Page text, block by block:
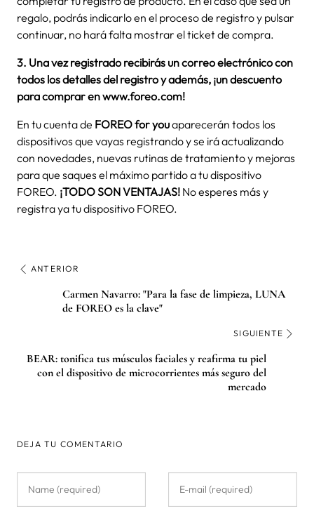
regalo, podrás indicarlo en el proceso de registro y pulsar
continuar, no hará falta mostrar el ticket de compra.
3. Una vez registrado recibirás un correo electrónico con
todos los detalles del registro y además, ¡un descuento
para comprar en www.foreo.com!
En tu cuenta de FOREO for youaparecerán todos los
dispositivos que vayas registrando y se irá actualizando
con novedades, nuevas rutinas de tratamiento y mejoras
para que saques el máximo partido a tu dispositivo
FOREO. ¡TODO SON VENTAJAS! No esperes más y
registra ya tu dispositivo FOREO.
ANTERIOR
Carmen Navarro: "Para la fase de limpieza, LUNA
de FOREO es la clave"
SIGUIENTE
BEAR: tonifica tus músculos faciales y reafirma tu piel
con el dispositivo de microcorrientes más seguro del
mercado
DEJA TU COMENTARIO